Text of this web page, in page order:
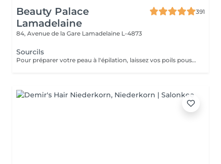
Beauty Palace
Lamadelaine
391
84, Avenue de la Gare Lamadelaine L-4873
Sourcils
Pour préparer votre peau à l'épilation, laissez vos poils pousser pendant au moins deux semaines après le dernier rasage pour assurer une longueur adéquate. Il est également recommandé, mais non indispensable, d'effectuer un gommage doux 24 heures avant la séance pour éliminer les cellules mortes et faciliter l'extraction des poils. Le jour de l'épilation, évitez d'appliquer des crèmes ou des huiles sur la zone concernée afin d'assurer une bonne adhérence de la cire. Enfin, protégez votre peau en évitant l'exposition au soleil ou les séances de bronzage, qui pourraient la rendre plus sensible et irritable.